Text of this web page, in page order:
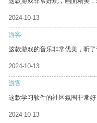
2024-10-13
游客
这款游戏的音乐非常优美，听了
2024-10-13
游客
这款学习软件的社区氛围非常
2024-10-13